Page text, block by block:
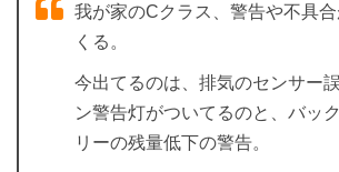
我が家のCクラス、警告や不具
くる。
今出てるのは、排気のセンサー
ン警告灯がついてるのと、バッ
リーの残量低下の警告。